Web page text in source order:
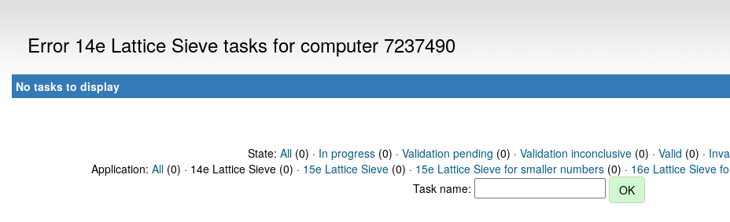
Error 14e Lattice Sieve tasks for computer 7237490
No tasks to display
State: All(0) · In progress(0) · Validation pending (0) · Validation inconclusive(0) · Valid (0) ·
Application: All (0) · 14e Lattice Sieve (0) · 15e Lattice Sieve (0) · 15e Lattice Sieve for smaller numbers (0) · 16e Lattice Sieve
Task name: